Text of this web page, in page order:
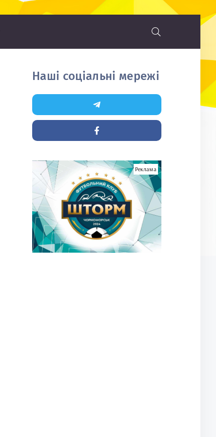
Наші соціальні мережі
Реклама